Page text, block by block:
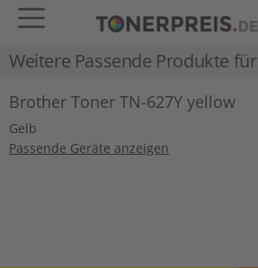
Weitere Passende Produkte für
Brother Toner TN-627Y yellow
Gelb
Passende Geräte anzeigen